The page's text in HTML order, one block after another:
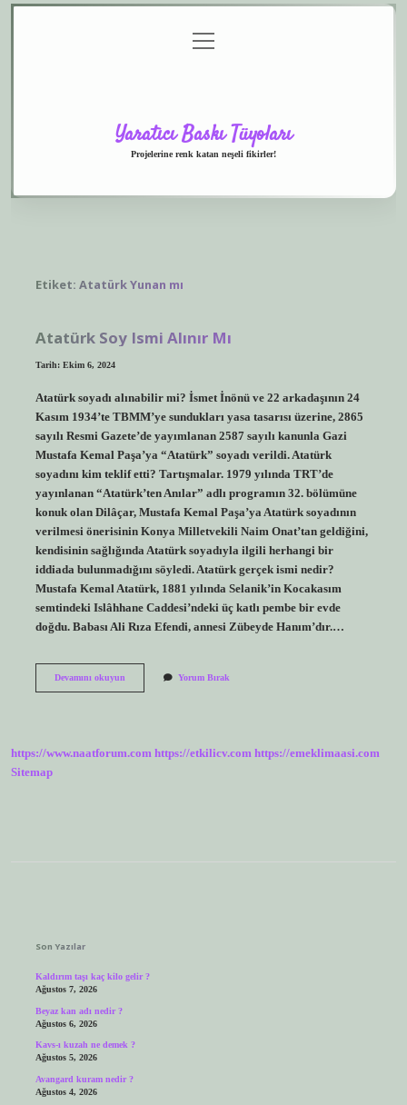
menüyü
aç
Yaratıcı Baskı Tüyoları
Projelerine renk katan neşeli fikirler!
Etiket: Atatürk Yunan mı
Atatürk Soy Ismi Alınır Mı
Tarih: Ekim 6, 2024
Atatürk soyadı alınabilir mi? İsmet İnönü ve 22 arkadaşının 24
Kasım 1934’te TBMM’ye sundukları yasa tasarısı üzerine, 2865
sayılı Resmi Gazete’de yayımlanan 2587 sayılı kanunla Gazi
Mustafa Kemal Paşa’ya “Atatürk” soyadı verildi. Atatürk
soyadını kim teklif etti? Tartışmalar. 1979 yılında TRT’de
yayınlanan “Atatürk’ten Anılar” adlı programın 32. bölümüne
konuk olan Dilâçar, Mustafa Kemal Paşa’ya Atatürk soyadının
verilmesi önerisinin Konya Milletvekili Naim Onat’tan geldiğini,
kendisinin sağlığında Atatürk soyadıyla ilgili herhangi bir
iddiada bulunmadığını söyledi. Atatürk gerçek ismi nedir?
Mustafa Kemal Atatürk, 1881 yılında Selanik’in Kocakasım
semtindeki Islâhhane Caddesi’ndeki üç katlı pembe bir evde
doğdu. Babası Ali Rıza Efendi, annesi Zübeyde Hanım’dır.…
Devamını okuyunAtatürk
Yorum Bırak
https://www.naatforum.com https://etkilicv.com https://emeklimaasi.com
Sitemap
Son Yazılar
Kaldırım taşı kaç kilo gelir ?
Ağustos 7, 2026
Beyaz kan adı nedir ?
Ağustos 6, 2026
Kavs-ı kuzah ne demek ?
Ağustos 5, 2026
Avangard kuram nedir ?
Ağustos 4, 2026